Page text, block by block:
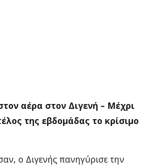
αέρα στον Διγενή – Μέχρι
της εβδομάδας το κρίσιμο
ο Διγενής πανηγύρισε την